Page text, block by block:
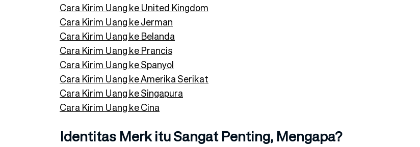
Cara Kirim Uang ke United Kingdom
Cara Kirim Uang ke Jerman
Cara Kirim Uang ke Belanda
Cara Kirim Uang ke Prancis
Cara Kirim Uang ke Spanyol
Cara Kirim Uang ke Amerika Serikat
Cara Kirim Uang ke Singapura
Cara Kirim Uang ke Cina
Identitas Merk itu Sangat Penting, Mengapa?